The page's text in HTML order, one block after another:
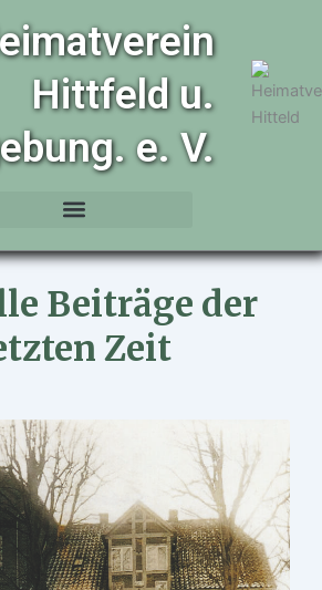
Hittfeld u.
e. V.
Beiträge der
Zeit